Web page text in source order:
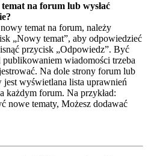
na forum lub wysłać
temat na forum, należy
„Nowy temat”, aby odpowiedzieć
przycisk „Odpowiedz”. Być
publikowaniem wiadomości trzeba
Na dole strony forum lub
jest wyświetlana lista uprawnień
każdym forum. Na przykład:
nowe tematy, Możesz dodawać